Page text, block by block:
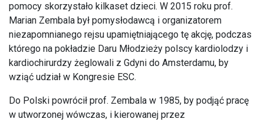
pomocy skorzystało kilkaset dzieci. W 2015 roku prof.
Marian Zembala był pomysłodawcą i organizatorem
niezapomnianego rejsu upamiętniającego tę akcję, podczas
którego na pokładzie Daru Młodzieży polscy kardiolodzy i
kardiochirurdzy żeglowali z Gdyni do Amsterdamu, by
wziąć udział w Kongresie ESC.
Do Polski powrócił prof. Zembala w 1985, by podjąć pracę
w utworzonej wówczas, i kierowanej przez